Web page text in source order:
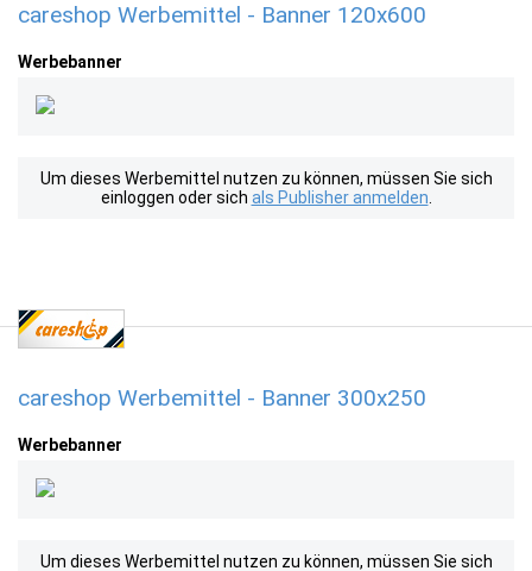
careshop Werbemittel - Banner 120x600
Werbebanner
Um dieses Werbemittel nutzen zu können, müssen Sie sich
einloggen oder sich als Publisher anmelden
careshop Werbemittel - Banner 300x250
Werbebanner
Um dieses Werbemittel nutzen zu können, müssen Sie sich